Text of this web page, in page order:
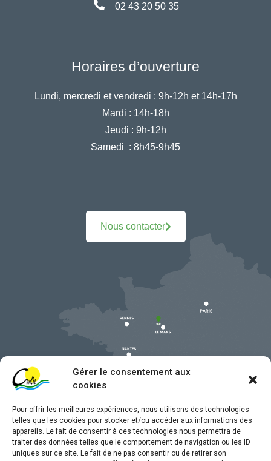
Gérer le consentement aux
cookies
Pour offrir les meilleures expériences, nous utilisons des technologies
telles que les cookies pour stocker et/ou accéder aux informations des
appareils. Le fait de consentir à ces technologies nous permettra de
traiter des données telles que le comportement de navigation ou les ID
uniques sur ce site. Le fait de ne pas consentir ou de retirer son
02 43 20 50 35
Horaires d’ouverture
Lundi, mercredi et vendredi : 9h-12h et 14h-17h
Mardi : 14h-18h
Jeudi : 9h-12h
Samedi : 8h45-9h45
Nous contacter